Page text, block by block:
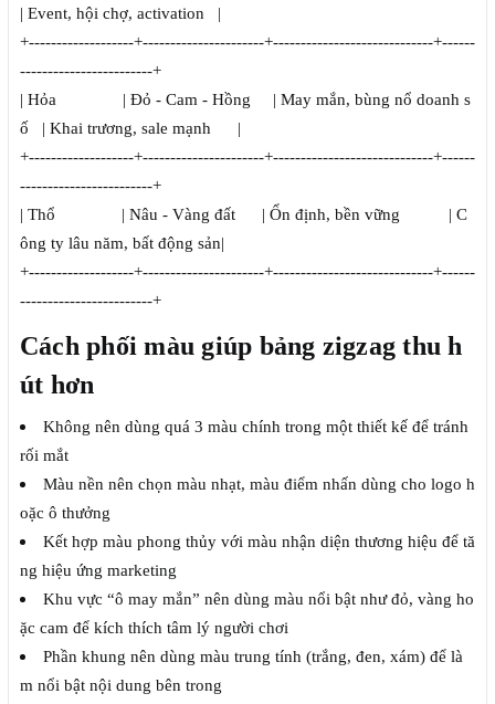
| Event, hội chợ, activation |
+-------------------+----------------------+-----------------------------+------
------------------------+
| Hỏa | Đỏ - Cam - Hồng | May mắn, bùng nổ doanh s
ố | Khai trương, sale mạnh |
+-------------------+----------------------+-----------------------------+------
------------------------+
| Thổ | Nâu - Vàng đất | Ổn định, bền vững | C
ông ty lâu năm, bất động sản|
+-------------------+----------------------+-----------------------------+------
------------------------+
Cách phối màu giúp bảng zigzag thu h
út hơn
Không nên dùng quá 3 màu chính trong một thiết kế để tránh
rối mắt
Màu nền nên chọn màu nhạt, màu điểm nhấn dùng cho logo h
oặc ô thưởng
Kết hợp màu phong thủy với màu nhận diện thương hiệu để tă
ng hiệu ứng marketing
Khu vực “ô may mắn” nên dùng màu nổi bật như đỏ, vàng ho
ặc cam để kích thích tâm lý người chơi
Phần khung nên dùng màu trung tính (trắng, đen, xám) để là
m nổi bật nội dung bên trong